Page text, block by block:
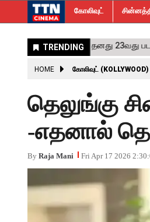
கோலிவுட்
HOME கோலிவுட் (KOLLYWOOD)
தெலுங்கு
-எதனால்
By Raja Mani Fri Apr 17 2026